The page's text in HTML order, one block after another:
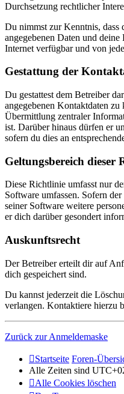
Durchsetzung rechtlicher
Du nimmst zur Kenntnis,
angegebenen Daten und
Internet verfügbar und von
Gestattung der
Du gestattest dem Betreiber
angegebenen Kontaktdaten
Übermittlung zentraler
ist. Darüber hinaus dürfen er
sofern du dies an
Geltungsbereich dieser
Diese Richtlinie umfasst nur
Software umfassen. Sofern
seiner Software weitere
er dich darüber gesondert
Auskunftsrecht
Der Betreiber erteilt dir auf
dich gespeichert sind.
Du kannst jederzeit die
verlangen. Kontaktiere hierzu
Zurück zur Anmeldemaske
Startseite Foren-
Alle Zeiten sind
Alle Cookies löschen